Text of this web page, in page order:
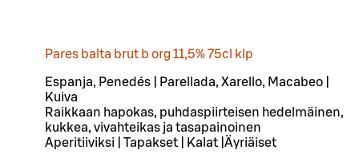
Pares balta brut b org 11,5% 75cl klp
Espanja, Penedés | Parellada, Xarello, Macabeo |
Kuiva
Raikkaan hapokas, puhdaspiirteisen hedelmäinen,
kukkea, vivahteikas ja tasapainoinen
Aperitiiviksi | Tapakset | Kalat |Äyriäiset